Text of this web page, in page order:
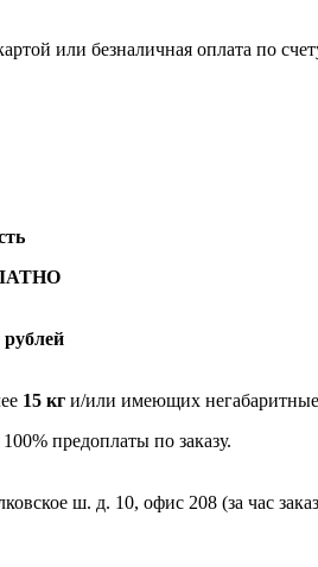
или безналичная оплата по
рублей
15 кг и/или имеющих
предоплаты по заказу.
ш. д. 10, офис 208 (за час